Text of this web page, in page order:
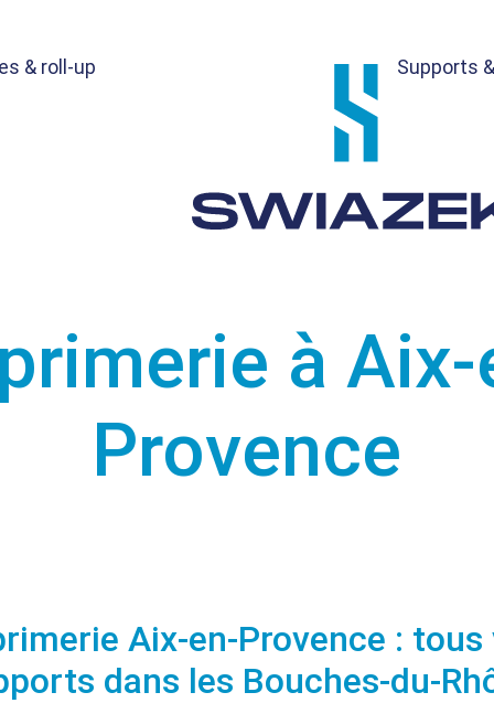
& roll-up Supports
à Aix-
Provence
Aix-en-Provence : tous
dans les Bouches-du-